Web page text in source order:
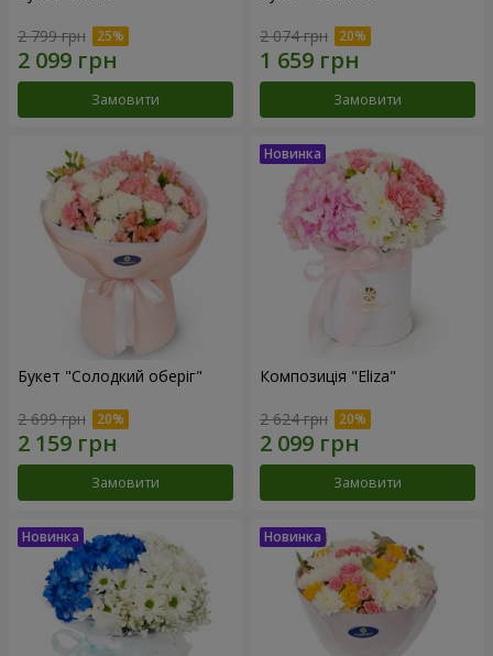
2 799 грн
Замовити
2 074 грн
Замовити
Букет "Солодкий оберіг"
2 699 грн
Замовити
Композиція "Eliza"
2 624 грн
Замовити